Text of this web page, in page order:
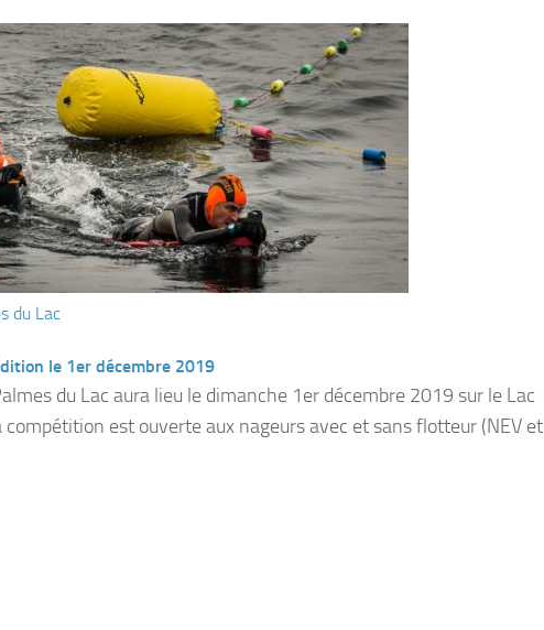
du Lac
le 1er décembre 2019
du Lac aura lieu le dimanche 1er décembre 2019 sur le Lac
est ouverte aux nageurs avec et sans flotteur (NEV et